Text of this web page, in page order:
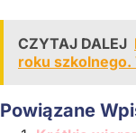
CZYTAJ DALEJ
roku szkolnego.
Powiązane